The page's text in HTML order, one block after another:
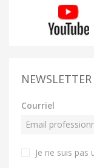
NEWSLETTER
Courriel
Je ne suis pas